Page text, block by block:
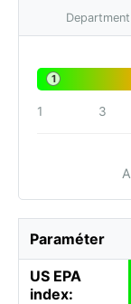
1
1 3
Paraméter
US EPA
index: